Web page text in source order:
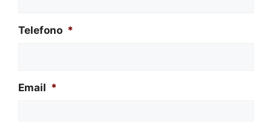
Telefono *
Email *